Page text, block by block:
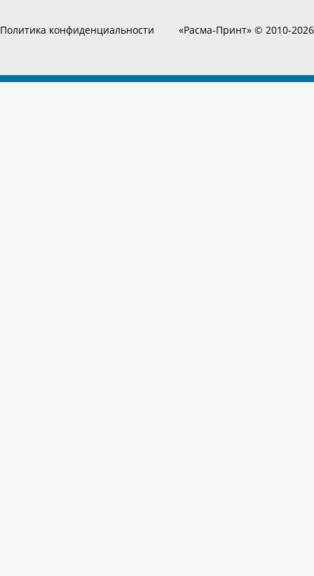
Политика конфиденциальности «Расма-Принт» © 2010-2026